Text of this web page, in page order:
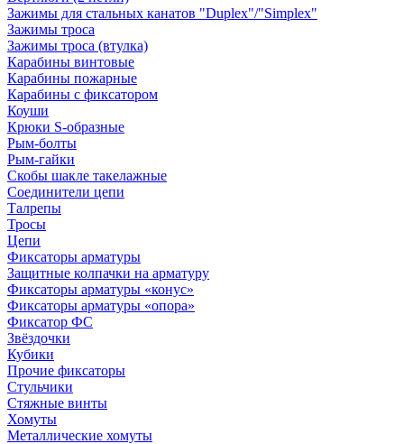
Зажимы для стальных канатов "Duplex"/"Simplex"
Зажимы троса
Зажимы троса (втулка)
Карабины винтовые
Карабины пожарные
Карабины с фиксатором
Коуши
Крюки S-образные
Рым-болты
Рым-гайки
Скобы шакле такелажные
Соединители цепи
Талрепы
Тросы
Цепи
Фиксаторы арматуры
Защитные колпачки на арматуру
Фиксаторы арматуры «конус»
Фиксаторы арматуры «опора»
Фиксатор ФС
Звёздочки
Кубики
Прочие фиксаторы
Стульчики
Стяжные винты
Хомуты
Металлические хомуты